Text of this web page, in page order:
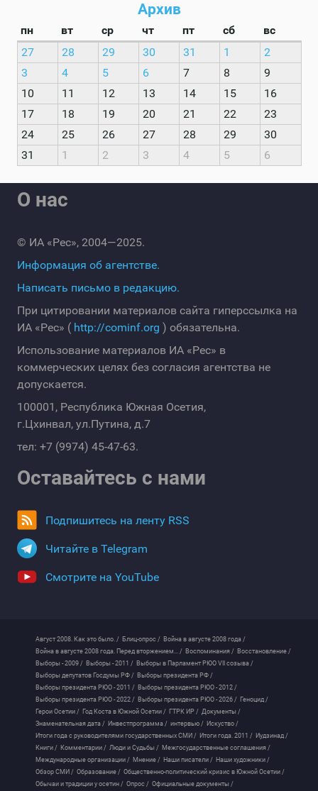
Архив
пн вт ср чт пт сб
вс
27
28 29 30 31 1
2
3
4 5 6 7 8
9
10
11 12 13 14 15
16
17
18 19 20 21 22
23
24
25 26 27 28 29
30
31
1 2 3 4 5 6
О нас
© ИА «Рес», 2004—2025.
Информация об агентстве.
Написать письмо в редакцию.
При цитировании материалов сайта гиперссылка на
ИА «Рес» ( http://cominf.org ) обязательна.
Использование материалов ИА «Рес» в
коммерческих целях без согласия агентства не
допускается.
100001, Республика Южная Осетия,
г.Цхинвал, ул.Путина, д.7
тел: +7 (9974) 45-47-63.
Оставайтесь с нами
Подпишитесь на ленту RSS
Читайте в Telegram
Смотрите на YouTube
Август 2008. Как это было. / Блиц-опрос / Война в августе 2008 года /
Война в августе 2008 года. Перед вторжением... / Воспоминания / Восстановление /
Выборы - 2009 / Выборы - 2011 / Выборы в Парламент РЮО VII созыва /
Выборы депутатов Госдумы РФ / Выборы президента РФ /
Выборы президента РЮО - 2011 / Выборы президента РЮО - 2012 /
Выборы президента РЮО - 2022 / Выборы президента РЮО - 2026 / Геноцид /
Герои Осетии / Год Коста в Южной Осетии / ГТРК ИР / Документы /
Знаменательная дата / Инвестпрограмма / интервью / Искуство /
Итоги года с руководителями государственных СМИ / Итоги года. 2011 / Иудзинад /
Книги / Комментарии / Люди и Судьбы / Межгосударственные соглашения /
Международные организации / Мнение / Наши писатели / Наши художники /
Обзор СМИ / Образование / Общественно-политический кризис в Южной Осетии /
Обычаи и традиции у осетин / Опрос / Официальные документы /